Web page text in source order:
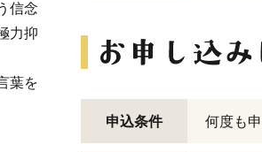
信念
力抑
葉を
申込条件 何度も